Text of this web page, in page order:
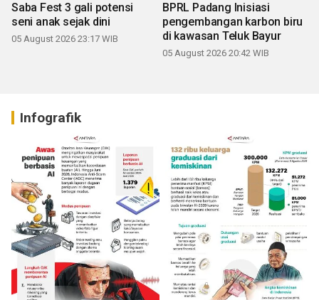
Saba Fest 3 gali potensi
seni anak sejak dini
05 August 2026 23:17 WIB
BPRL Padang Inisiasi
pengembangan karbon biru
di kawasan Teluk Bayur
05 August 2026 20:42 WIB
Infografik